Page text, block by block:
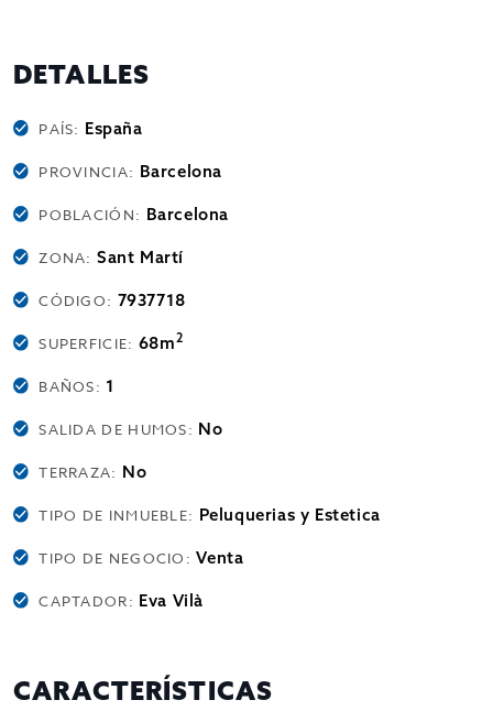
DETALLES
PAÍS: España
PROVINCIA: Barcelona
POBLACIÓN: Barcelona
ZONA:Sant Martí
CÓDIGO: 7937718
SUPERFICIE: 68m2
BAÑOS: 1
SALIDA DE HUMOS: No
TERRAZA: No
TIPO DE INMUEBLE: Peluquerias y Estetica
TIPO DE NEGOCIO:Venta
CAPTADOR: Eva Vilà
CARACTERÍSTICAS